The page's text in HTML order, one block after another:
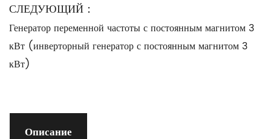
СЛЕДУЮЩИЙ：
Генератор переменной частоты с постоянным магнитом 3
кВт (инверторный генератор с постоянным магнитом 3
кВт)
Описание